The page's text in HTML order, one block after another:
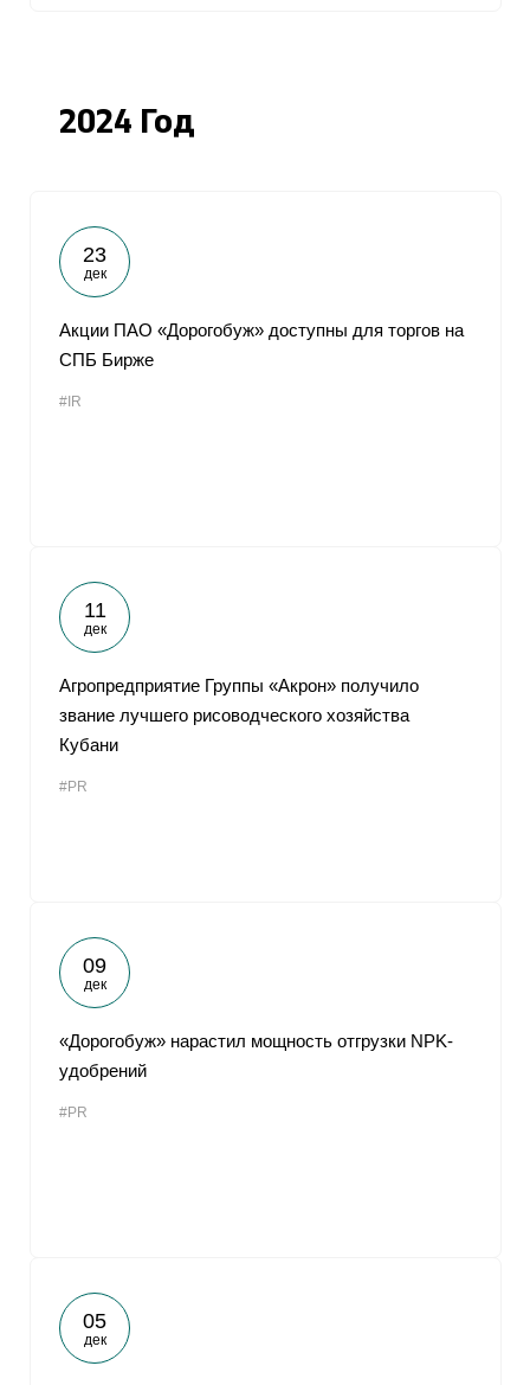
2024 Год
23
дек
Акции ПАО «Дорогобуж» доступны для торгов на
СПБ Бирже
#IR
11
дек
Агропредприятие Группы «Акрон» получило
звание лучшего рисоводческого хозяйства
Кубани
#PR
09
дек
«Дорогобуж» нарастил мощность отгрузки NPK-
удобрений
#PR
05
дек